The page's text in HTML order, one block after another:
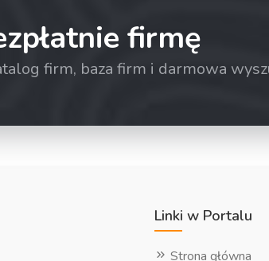
firmę
firm, baza firm i darmowa
Linki w Portalu
Strona główna